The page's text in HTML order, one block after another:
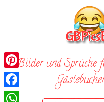
Bilder und Sprüche
Pinterest
Facebook